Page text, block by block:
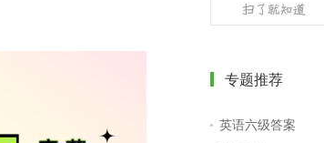
专题推荐
英语六级答案